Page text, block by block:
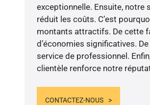
exceptionnelle. Ensuite, notre
réduit les coûts. C’est
montants attractifs. De cette
d’économies significatives.
service de professionnel.
clientèle renforce notre
CONTACTEZ-NOUS